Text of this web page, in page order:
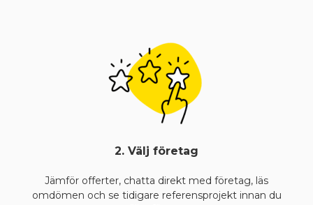
2. Välj företag
Jämför offerter, chatta direkt med företag, läs
omdömen och se tidigare referensprojekt innan du